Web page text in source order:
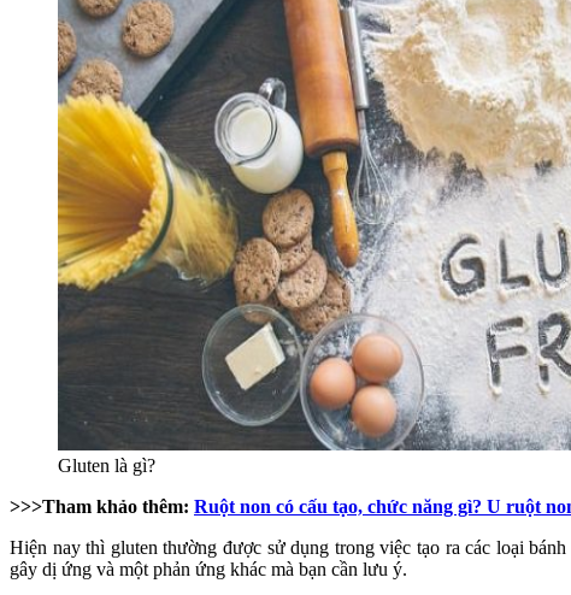
Gluten là gì?
>>>Tham khảo thêm: Ruột non có cấu tạo, chức năng gì? U ruột
Hiện nay thì gluten thường được sử dụng trong việc tạo ra các loại
gây dị ứng và một phản ứng khác mà bạn cần lưu ý.